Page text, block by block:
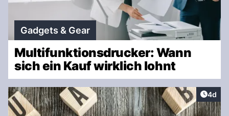
Gadgets & Gear
Multifunktionsdrucker: Wann
sich ein Kauf wirklich lohnt
4d